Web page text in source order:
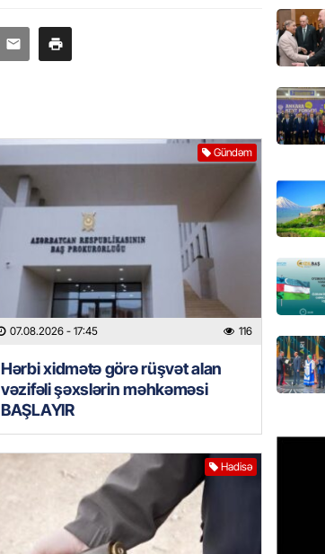
Gündəm
07.08.2026 - 17:45 116
Hərbi xidmətə görə rüşvət alan
vəzifəli şəxslərin məhkəməsi
BAŞLAYIR
Hadisə
ÖZƏL
İki
ETDİ:
GÜNDƏM
olacaq
REKLAM